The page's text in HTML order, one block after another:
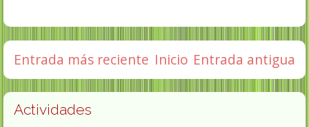
Entrada más reciente Entrada antigua
Inicio
Actividades